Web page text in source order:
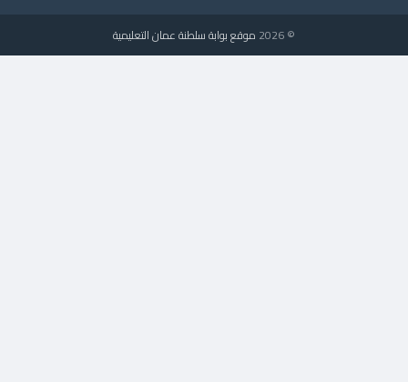
© 2026 موقع بوابة سلطنة عمان التعليمية